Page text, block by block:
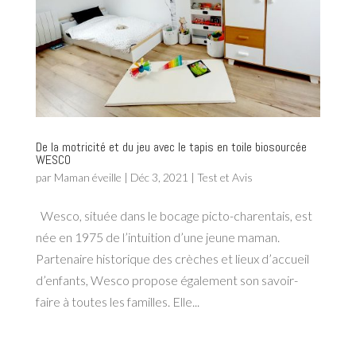
De la motricité et du jeu avec le tapis en toile biosourcée
WESCO
par Maman éveille | Déc 3, 2021 | Test et Avis
Wesco, située dans le bocage picto-charentais, est
née en 1975 de l’intuition d’une jeune maman.
Partenaire historique des crèches et lieux d’accueil
d’enfants, Wesco propose également son savoir-
faire à toutes les familles. Elle...